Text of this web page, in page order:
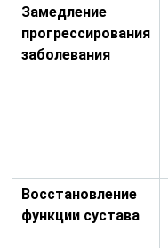
Замедление
прогрессирования
заболевания
Восстановление
функции сустава